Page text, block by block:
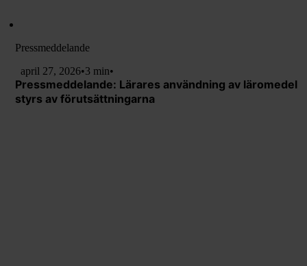
Pressmeddelande
april 27, 2026•3 min•
Pressmeddelande: Lärares användning av läromedel
styrs av förutsättningarna